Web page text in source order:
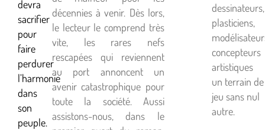
devra
sacrifier
pour
faire
perdurer
l’harmonie
dans
son
peuple.
décennies à venir. Dès lors,
le lecteur le comprend très
vite, les rares nefs
rescapées qui reviennent
au port annoncent un
avenir catastrophique pour
toute la société. Aussi
assistons-nous, dans le
dessinateurs,
plasticiens,
concepteurs
artistiques
un terrain de
jeu sans nul
autre.